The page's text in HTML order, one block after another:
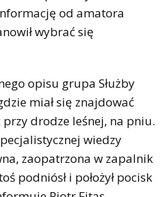
od amatora
wybrać się
opisu grupa Służby
miał się znajdować
przy drodze leśnej, na pniu.
wiedzy
zaopatrzona w zapalnik
podniósł i położył pocisk